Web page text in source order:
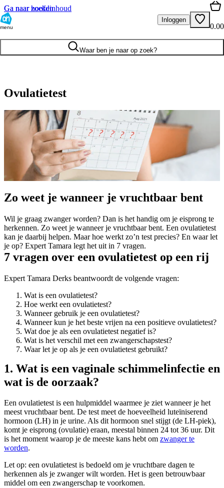
Ga naar hoofdinhoud
Ga naar zoeken
menu
Inloggen
0.00
Waar ben je naar op zoek?
Ovulatietest
Zo weet je wanneer je vruchtbaar bent
Wil je graag zwanger worden? Dan is het handig om je eisprong te
herkennen. Zo weet je wanneer je vruchtbaar bent. Een ovulatietest
kan je daarbij helpen. Maar hoe werkt zo’n test precies? En waar let
je op? Expert Tamara legt het uit in 7 vragen.
7 vragen over een ovulatietest op een rij
Expert Tamara Derks beantwoordt de volgende vragen:
Wat is een ovulatietest?
Hoe werkt een ovulatietest?
Wanneer gebruik je een ovulatietest?
Wanneer kun je het beste vrijen na een positieve ovulatietest?
Wat doe je als een ovulatietest negatief is?
Wat is het verschil met een zwangerschapstest?
Waar let je op als je een ovulatietest gebruikt?
1. Wat is een vaginale schimmelinfectie en
wat is de oorzaak?
Een ovulatietest is een hulpmiddel waarmee je ziet wanneer je het
meest vruchtbaar bent. De test meet de hoeveelheid luteïniserend
hormoon (LH) in je urine. Als dit hormoon snel stijgt (de LH-piek),
komt je eisprong (ovulatie) eraan, meestal binnen 24 tot 36 uur. Dit
is het moment waarop je de meeste kans hebt om zwanger te
worden.
Let op: een ovulatietest is bedoeld om je vruchtbare dagen te
herkennen als je zwanger wilt worden. Het is geen betrouwbaar
middel om een zwangerschap te voorkomen.